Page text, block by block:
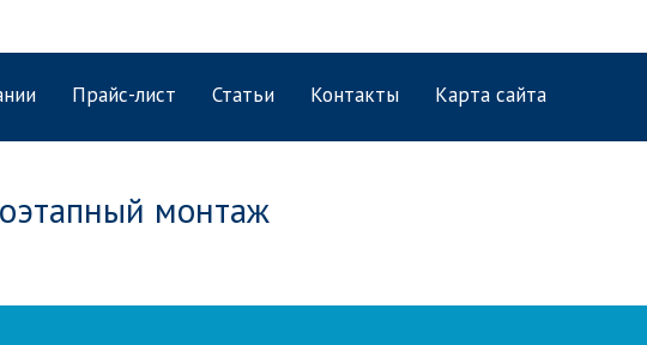
Прайс-лист Статьи Контакты Карта сайта
монтаж